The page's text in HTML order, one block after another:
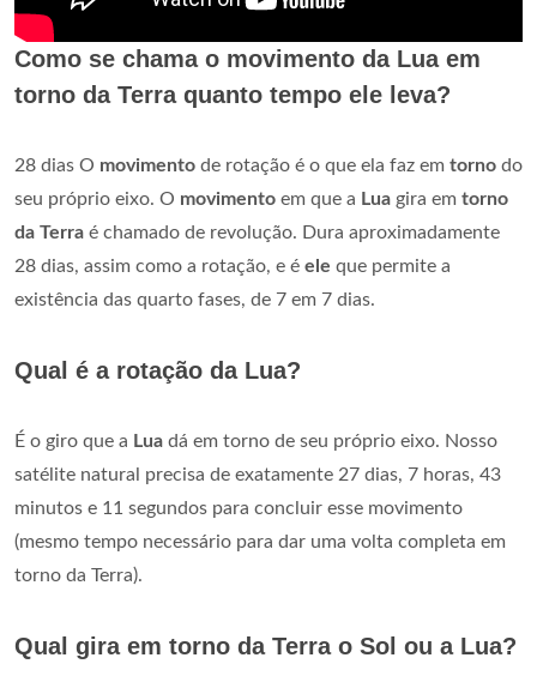
Como se chama o movimento da Lua em
torno da Terra quanto tempo ele leva?
28 dias O movimento de rotação é o que ela faz em torno do
seu próprio eixo. O movimento em que a Lua gira em torno
da Terra é chamado de revolução. Dura aproximadamente
28 dias, assim como a rotação, e é ele que permite a
existência das quarto fases, de 7 em 7 dias.
Qual é a rotação da Lua?
É o giro que a Lua dá em torno de seu próprio eixo. Nosso
satélite natural precisa de exatamente 27 dias, 7 horas, 43
minutos e 11 segundos para concluir esse movimento
(mesmo tempo necessário para dar uma volta completa em
torno da Terra).
Qual gira em torno da Terra o Sol ou a Lua?